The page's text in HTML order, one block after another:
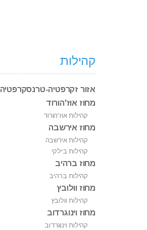
קהילות
אזור זקרפטיה-טרנסקרפטיה
מחוז אוז'הורוד
קהילות אוז'הורוד
מחוז אירשבה
קהילות אירשבה
קהילות בילקי
מחוז ברהיב
קהילות ברהיב
מחוז וולובץ
קהילות וולובץ
מחוז וינוגרדוב
קהילות וינוגרדוב